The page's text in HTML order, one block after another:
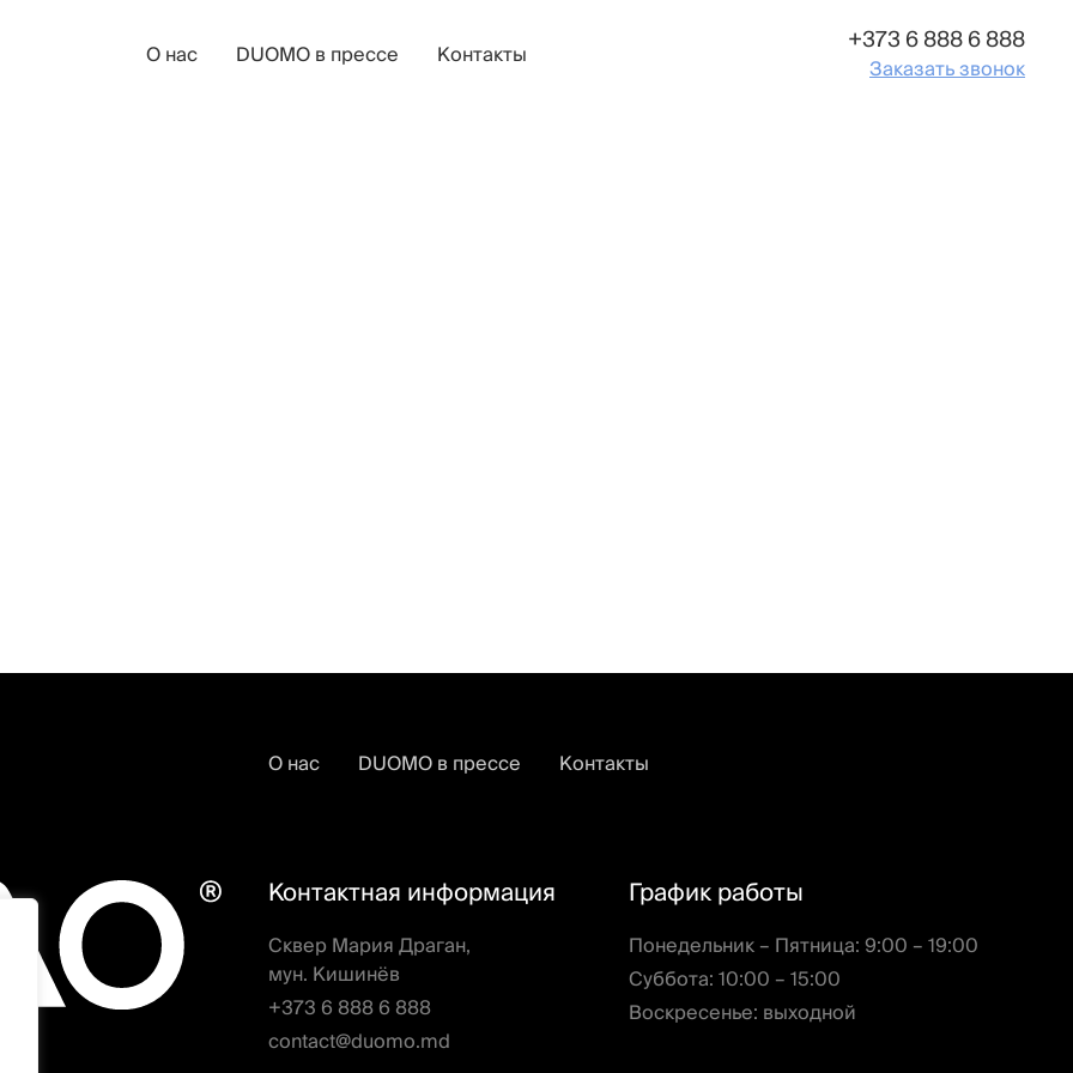
О нас DUOMO в прессе Контакты +373 6 888 6 888
Заказать звонок
О нас DUOMO в прессе Контакты
Контактная информация
Сквер Мария Драган,
мун. Кишинёв
+373 6 888 6 888
contact@duomo.md
График работы
Понедельник – Пятница: 9:00 – 19:00
Суббота: 10:00 – 15:00
Воскресенье: выходной